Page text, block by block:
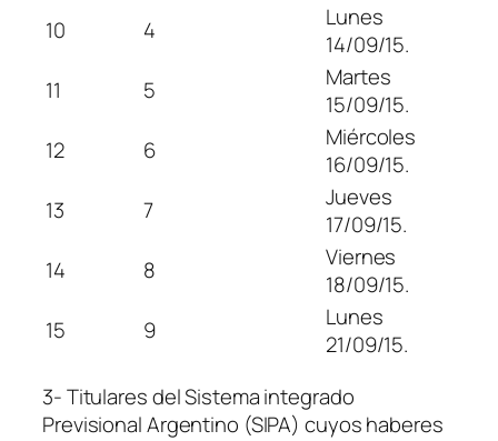
10
4
Lunes
14/09/15.
11
5
Martes
15/09/15.
12
6
Miércoles
16/09/15.
13
7
Jueves
17/09/15.
14
8
Viernes
18/09/15.
15
9
Lunes
21/09/15.
3- Titulares del Sistema integrado
Previsional Argentino (SIPA) cuyos haberes